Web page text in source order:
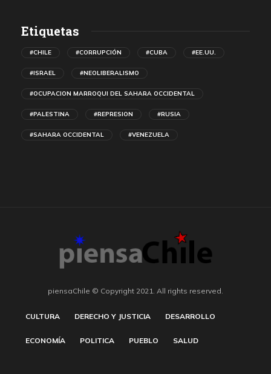
Etiquetas
#CHILE #CORRUPCIÓN #CUBA #EE.UU.
#ISRAEL #NEOLIBERALISMO
#OCUPACION MARROQUI DEL SAHARA OCCIDENTAL
#PALESTINA #REPRESION #RUSIA
#SAHARA OCCIDENTAL #VENEZUELA
piensaChile © Copyright 2021. All rights reserved.
CULTURA DERECHO Y JUSTICIA DESARROLLO
ECONOMÍA POLITICA PUEBLO SALUD